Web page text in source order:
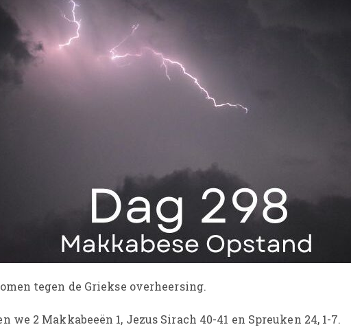
tegen de Griekse overheersing.
we 2 Makkabeeën 1, Jezus Sirach 40-41 en Spreuken 24, 1-7.